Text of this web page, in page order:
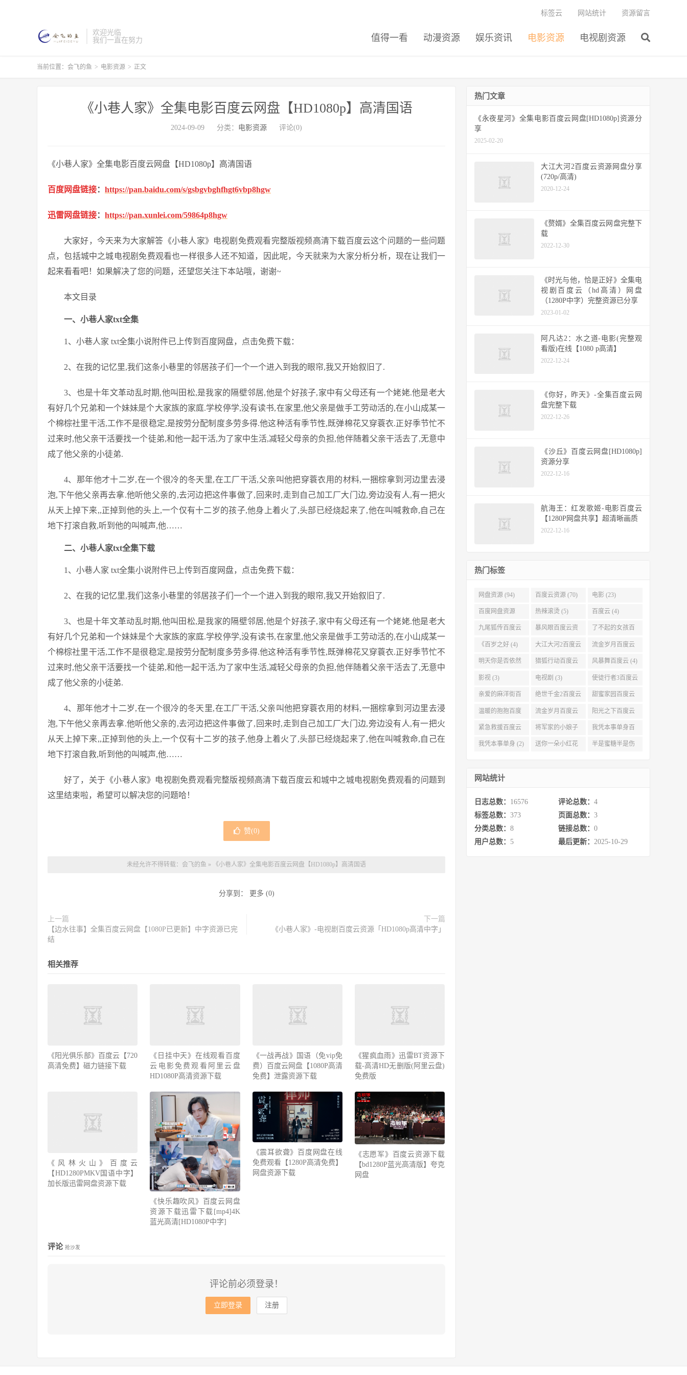
欢迎光临
我们一直在努力
值得一看 动漫资源 娱乐资讯 电影资源 电视剧资源
标签云 网站统计 资源留言
当前位置： 会飞的鱼 > 电影资源 > 正文
《小巷人家》全集电影百度云网盘【HD1080p】高清国语
2024-09-09 分类： 电影资源 评论(0)
《小巷人家》全集电影百度云网盘【HD1080p】高清国语
百度网盘链接： https://pan.baidu.com/s/gsbgvbghfhgt6vbp8hgw
迅雷网盘链接： https://pan.xunlei.com/59864p8hgw
大家好，今天来为大家解答《小巷人家》电视剧免费观看完整版视频高清下载百度云这个问题的一些问题
点，包括城中之城电视剧免费观看也一样很多人还不知道，因此呢，今天就来为大家分析分析，现在让我们一
起来看看吧！如果解决了您的问题，还望您关注下本站哦，谢谢~
本文目录
一、小巷人家txt全集
1、小巷人家 txt全集小说附件已上传到百度网盘，点击免费下载：
2、在我的记忆里,我们这条小巷里的邻居孩子们一个一个进入到我的眼帘,我又开始叙旧了.
3、也是十年文革动乱时期,他叫田松,是我家的隔壁邻居,他是个好孩子,家中有父母还有一个姥姥.他是老大
有好几个兄弟和一个妹妹是个大家族的家庭.学校停学,没有读书,在家里,他父亲是做手工劳动活的,在小山成某一
个棉棕社里干活,工作不是很稳定,是按劳分配制度多劳多得.他这种活有季节性,既弹棉花又穿蓑衣.正好季节忙不
过来时,他父亲干活要找一个徒弟,和他一起干活,为了家中生活,减轻父母亲的负担,他伴随着父亲干活去了,无意中
成了他父亲的小徒弟.
4、那年他才十二岁,在一个很冷的冬天里,在工厂干活,父亲叫他把穿蓑衣用的材料,一捆棕拿到河边里去浸
泡,下午他父亲再去拿.他听他父亲的,去河边把这件事做了,回来时,走到自己加工厂大门边,旁边没有人,有一把火
从天上掉下来,,正掉到他的头上,一个仅有十二岁的孩子,他身上着火了,头部已经烧起来了,他在叫喊救命,自己在
地下打滚自救,听到他的叫喊声,他……
二、小巷人家txt全集下载
1、小巷人家 txt全集小说附件已上传到百度网盘，点击免费下载：
2、在我的记忆里,我们这条小巷里的邻居孩子们一个一个进入到我的眼帘,我又开始叙旧了.
3、也是十年文革动乱时期,他叫田松,是我家的隔壁邻居,他是个好孩子,家中有父母还有一个姥姥.他是老大
有好几个兄弟和一个妹妹是个大家族的家庭.学校停学,没有读书,在家里,他父亲是做手工劳动活的,在小山成某一
个棉棕社里干活,工作不是很稳定,是按劳分配制度多劳多得.他这种活有季节性,既弹棉花又穿蓑衣.正好季节忙不
过来时,他父亲干活要找一个徒弟,和他一起干活,为了家中生活,减轻父母亲的负担,他伴随着父亲干活去了,无意中
成了他父亲的小徒弟.
4、那年他才十二岁,在一个很冷的冬天里,在工厂干活,父亲叫他把穿蓑衣用的材料,一捆棕拿到河边里去浸
泡,下午他父亲再去拿.他听他父亲的,去河边把这件事做了,回来时,走到自己加工厂大门边,旁边没有人,有一把火
从天上掉下来,,正掉到他的头上,一个仅有十二岁的孩子,他身上着火了,头部已经烧起来了,他在叫喊救命,自己在
地下打滚自救,听到他的叫喊声,他……
好了，关于《小巷人家》电视剧免费观看完整版视频高清下载百度云和城中之城电视剧免费观看的问题到
这里结束啦，希望可以解决您的问题哈！
赞(0)
未经允许不得转载： 会飞的鱼 » 《小巷人家》全集电影百度云网盘【HD1080p】高清国语
分享到： 更多 (0)
上一篇
【边水往事】全集百度云网盘【1080P已更新】中字资源已完
结
下一篇
《小巷人家》-电视剧百度云资源「HD1080p高清中字」
相关推荐
《阳光俱乐部》百度云【720
高清免费】磁力链接下载
《日挂中天》在线观看百度
云电影免费观看阿里云盘
HD1080P高清资源下载
《一战再战》国语（免vip免
费）百度云网盘【1080P高清
免费】泄露资源下载
《猩疯血雨》迅雷BT资源下
载-高清HD无删版(阿里云盘)
免费版
《风林火山》百度云
【HD1280PMKV国语中字】
加长版迅雷网盘资源下载
《快乐趣吹风》百度云网盘
资源下载迅雷下载[mp4]4K
蓝光高清[HD1080P中字]
《震耳欲聋》百度网盘在线
免费观看【1280P高清免费】
网盘资源下载
《志愿军》百度云资源下载
【bd1280P蓝光高清版】夸克
网盘
评论 抢沙发
评论前必须登录！
立即登录 注册
热门文章
《永夜星河》全集电影百度云网盘[HD1080p]资源分
享
2025-02-20
大江大河2百度云资源网盘分享
(720p/高清)
2020-12-24
《赘婿》全集百度云网盘完整下
载
2022-12-30
《时光与他，恰是正好》全集电
视剧百度云（hd高清）网盘
（1280P中字）完整资源已分享
2023-01-02
阿凡达2：水之道-电影(完整观
看版)在线【1080 p高清】
2022-12-24
《你好，昨天》-全集百度云网
盘完整下载
2022-12-26
《沙丘》百度云网盘[HD1080p]
资源分享
2022-12-16
航海王：红发歌姬-电影百度云
【1280P网盘共享】超清晰画质
2022-12-16
热门标签
网盘资源 (94) 百度云资源 (70) 电影 (23)
百度网盘资源
(11)
热辣滚烫 (5) 百度云 (4)
九尾狐传百度云
(4)
暴风眼百度云资
源 (4)
了不起的女孩百
度云 (4)
《百岁之好 (4) 大江大河2百度云
(4)
流金岁月百度云
(4)
明天你是否依然
爱我百度云 (4)
猎狐行动百度云
(4)
风暴舞百度云 (4)
影视 (3) 电视剧 (3) 使徒行者3百度云
资源 (3)
亲爱的麻洋街百
度云资源 (3)
绝世千金2百度云
(3)
甜蜜家园百度云
(3)
温暖的抱抱百度
云 (3)
流金岁月百度云
完整网盘 (3)
阳光之下百度云
(3)
紧急救援百度云
资源 (2)
将军家的小娘子
百度云 (2)
我凭本事单身百
度云资源 (2)
我凭本事单身 (2) 送你一朵小红花 半是蜜糖半是伤
网站统计
日志总数： 16576 评论总数： 4
标签总数： 373 页面总数： 3
分类总数： 8 链接总数： 0
用户总数： 5 最后更新： 2025-10-29